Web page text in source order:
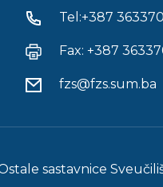
Tel:+387
Fax: +387
fzs@fzs.sum.ba
sastavnice